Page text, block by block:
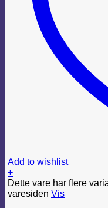
Add to wishlist
+
Dette vare har flere
varesiden Vis